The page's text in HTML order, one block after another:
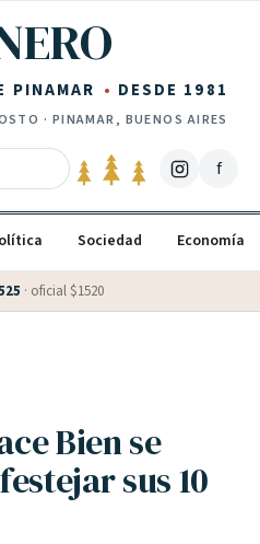
PINAMAR DESDE 1981
· PINAMAR, BUENOS AIRES
f
Sociedad Economía
· oficial $1520
Bien se
sus 10